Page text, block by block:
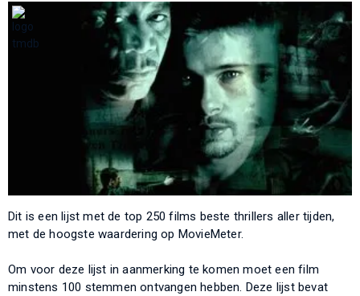
Dit is een lijst met de top 250 films beste thrillers aller tijden,
met de hoogste waardering op MovieMeter.
Om voor deze lijst in aanmerking te komen moet een film
minstens 100 stemmen ontvangen hebben. Deze lijst bevat